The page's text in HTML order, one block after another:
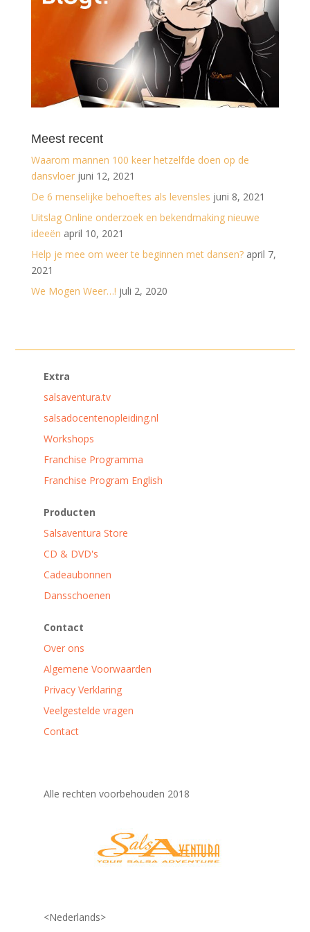
Meest recent
Waarom mannen 100 keer hetzelfde doen op de
dansvloer juni 12, 2021
De 6 menselijke behoeftes als levensles juni 8, 2021
Uitslag Online onderzoek en bekendmaking nieuwe
ideeën april 10, 2021
Help je mee om weer te beginnen met dansen? april 7,
2021
We Mogen Weer…! juli 2, 2020
Extra
salsaventura.tv
salsadocentenopleiding.nl
Workshops
Franchise Programma
Franchise Program English
Producten
Salsaventura Store
CD & DVD's
Cadeaubonnen
Dansschoenen
Contact
Over ons
Algemene Voorwaarden
Privacy Verklaring
Veelgestelde vragen
Contact
Alle rechten voorbehouden 2018
<Nederlands>